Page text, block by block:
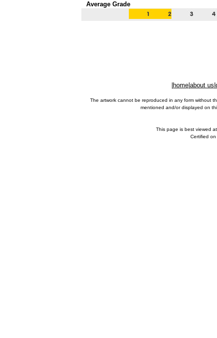
Average Grade
home about us
The artwork cannot be reproduced in any form without
mentioned and/or displayed on
This page is best viewed
Certified on